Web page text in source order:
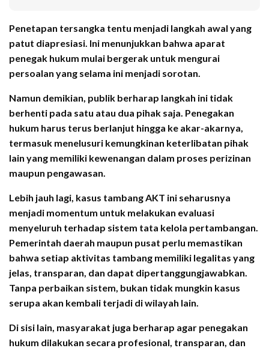
Penetapan tersangka tentu menjadi langkah awal yang
patut diapresiasi. Ini menunjukkan bahwa aparat
penegak hukum mulai bergerak untuk mengurai
persoalan yang selama ini menjadi sorotan.
Namun demikian, publik berharap langkah ini tidak
berhenti pada satu atau dua pihak saja. Penegakan
hukum harus terus berlanjut hingga ke akar-akarnya,
termasuk menelusuri kemungkinan keterlibatan pihak
lain yang memiliki kewenangan dalam proses perizinan
maupun pengawasan.
Lebih jauh lagi, kasus tambang AKT ini seharusnya
menjadi momentum untuk melakukan evaluasi
menyeluruh terhadap sistem tata kelola pertambangan.
Pemerintah daerah maupun pusat perlu memastikan
bahwa setiap aktivitas tambang memiliki legalitas yang
jelas, transparan, dan dapat dipertanggungjawabkan.
Tanpa perbaikan sistem, bukan tidak mungkin kasus
serupa akan kembali terjadi di wilayah lain.
Di sisi lain, masyarakat juga berharap agar penegakan
hukum dilakukan secara profesional, transparan, dan